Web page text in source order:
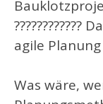
agile
Was wäre,